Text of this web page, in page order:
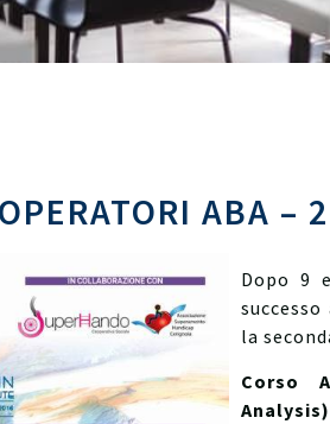
ABA –
Dopo 9
la
Corso
Analysis)